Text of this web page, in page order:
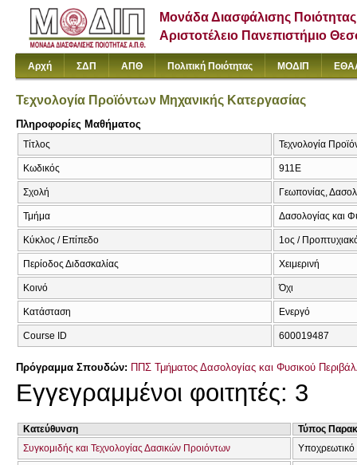
Μονάδα Διασφάλισης Ποιότητας
Αριστοτέλειο Πανεπιστήμιο
Αρχή ΣΔΠ ΑΠΘ Πολιτική Ποιότητας ΜΟΔΙΠ
Τεχνολογία Προϊόντων Μηχανικής Κατεργασίας
Πληροφορίες Μαθήματος
Τίτλος Τεχνολογία
Κωδικός 911Ε
Σχολή Γεωπονίας,
Τμήμα Δασολογίας και
Κύκλος / Επίπεδο 1ος /
Περίοδος Διδασκαλίας Χειμερινή
Κοινό Όχι
Κατάσταση Ενεργό
Course ID 600019487
Πρόγραμμα Σπουδών: ΠΠΣ Τμήματος Δασολογίας και Φυσικού
Εγγεγραμμένοι φοιτητές: 3
Κατεύθυνση
Τύπος
Συγκομιδής και Τεχνολογίας Δασικών Προιόντων